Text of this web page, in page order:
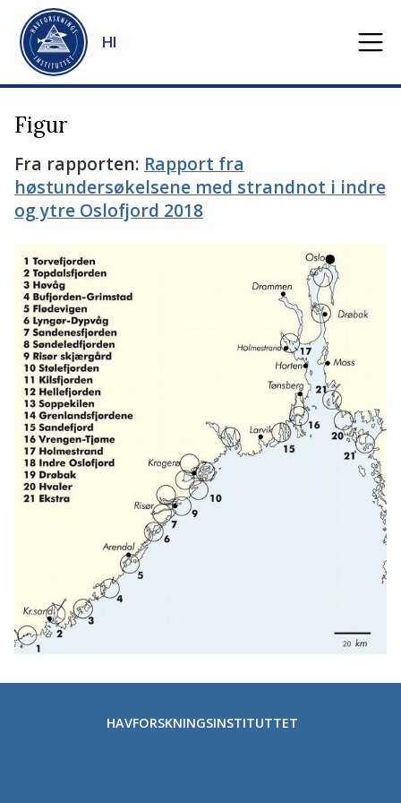
Gå til hovedinnhold
HI
Figur
Fra rapporten: Rapport fra
høstundersøkelsene med strandnot i indre
og ytre Oslofjord 2018
HAVFORSKNINGSINSTITUTTET